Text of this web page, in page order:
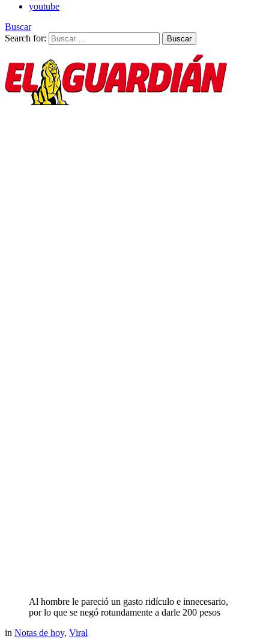
youtube
Buscar
Search for:
Buscar
Al hombre le pareció un gasto ridículo e innecesario,
por lo que se negó rotundamente a darle 200 pesos
in Notas de hoy, Viral